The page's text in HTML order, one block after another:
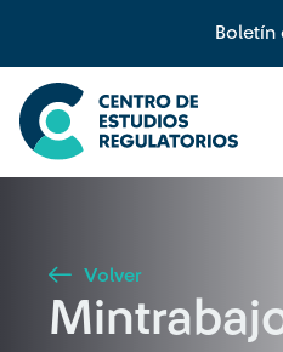
Boletín
Búsqueda
Seleccione país
Buscar
Volver